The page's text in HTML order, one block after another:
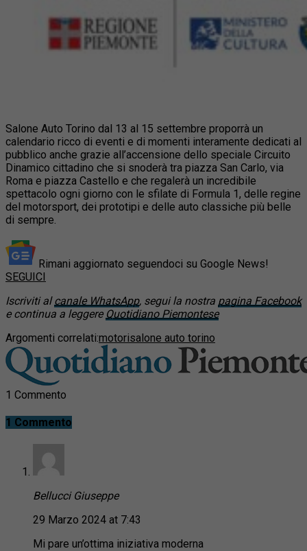
Salone Auto Torino dal 13 al 15 settembre proporrà un
calendario ricco di eventi e di momenti interamente dedicati al
pubblico anche grazie all’accensione dello speciale Circuito
Dinamico cittadino che si snoderà tra piazza San Carlo, via
Roma e piazza Castello e che regalerà un incredibile
spettacolo ogni giorno con le sfilate di Formula 1, delle regine
del motorsport, dei prototipi e delle auto classiche più belle
di sempre.
Rimani aggiornato seguendoci su Google News!
SEGUICI
Iscriviti alcanale WhatsApp, segui la nostra pagina Facebook
e continua a leggere Quotidiano Piemontese
Argomenti correlati:motorisalone auto torino
1 Commento
1 Commento
Bellucci Giuseppe
29 Marzo 2024 at 7:43
Mi pare un’ottima iniziativa moderna